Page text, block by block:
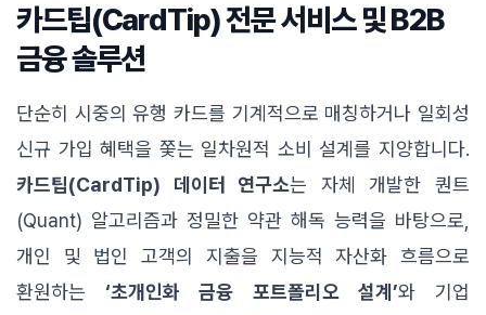
카드팁(CardTip) 전문 서비스 및 B2B
금융 솔루션
단순히 시중의 유행 카드를 기계적으로 매칭하거나 일회성
신규 가입 혜택을 쫓는 일차원적 소비 설계를 지양합니다.
카드팁(CardTip) 데이터 연구소는 자체 개발한 퀀트
(Quant) 알고리즘과 정밀한 약관 해독 능력을 바탕으로,
개인 및 법인 고객의 지출을 지능적 자산화 흐름으로
환원하는‘초개인화 금융 포트폴리오 설계’와 기업